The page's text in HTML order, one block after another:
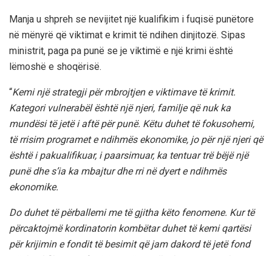
Manja u shpreh se nevijitet një kualifikim i fuqisë punëtore
në mënyrë që viktimat e krimit të ndihen dinjitozë. Sipas
ministrit, paga pa punë se je viktimë e një krimi është
lëmoshë e shoqërisë.
“Kemi një strategji për mbrojtjen e viktimave të krimit.
Kategori vulnerabël është një njeri, familje që nuk ka
mundësi të jetë i aftë për punë. Këtu duhet të fokusohemi,
të rrisim programet e ndihmës ekonomike, jo për një njeri që
është i pakualifikuar, i paarsimuar, ka tentuar trë bëjë një
punë dhe s’ia ka mbajtur dhe rri në dyert e ndihmës
ekonomike.
Do duhet të përballemi me të gjitha këto fenomene. Kur të
përcaktojmë kordinatorin kombëtar duhet të kemi qartësi
për krijimin e fondit të besimit që jam dakord të jetë fond